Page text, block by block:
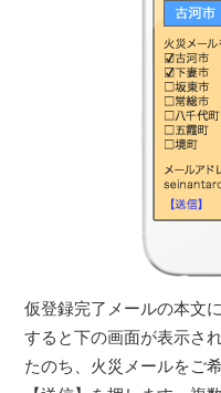
仮登録完了メールの本文
すると下の画面が表示さ
たのち、火災メールをご